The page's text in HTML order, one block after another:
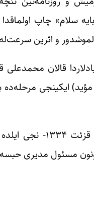
سلام» چاپ
و اثرین
قالان
ایکینجی مرحله‌ده
بو هفته‌لیک آنا
مسئول مدیری